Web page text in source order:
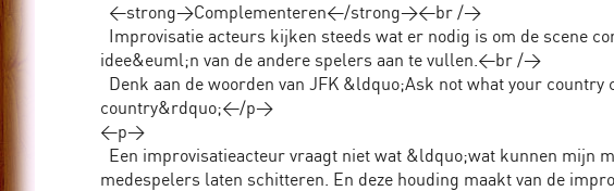
<strong>Complementeren</strong><br />
Improvisatie acteurs kijken steeds wat er nodig is om de scene
idee&euml;n van de andere spelers aan te vullen.<br />
Denk aan de woorden van JFK &ldquo;Ask not what your
country&rdquo;</p>
<p>
Een improvisatieacteur vraagt niet wat &ldquo;wat kunnen mijn
medespelers laten schitteren. En deze houding maakt van de